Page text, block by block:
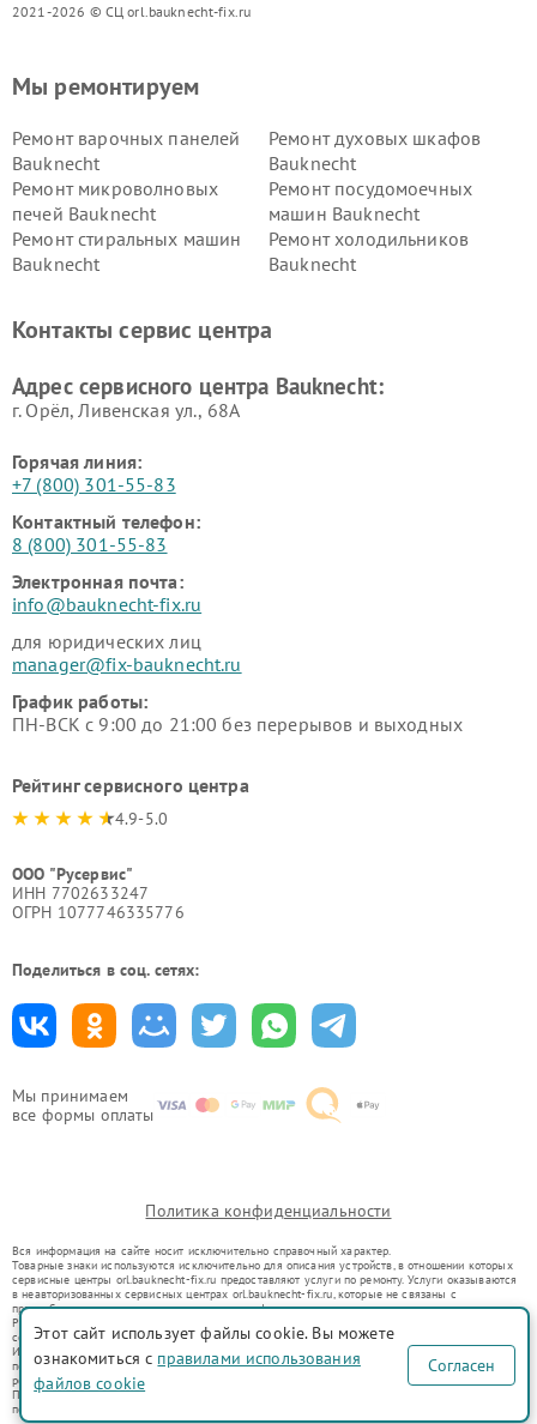
2021-2026 © СЦ orl.bauknecht-fix.ru
Мы принимаем
все формы оплаты
Мы ремонтируем
Ремонт варочных панелей
Bauknecht
Ремонт духовых шкафов
Bauknecht
Ремонт микроволновых
печей Bauknecht
Ремонт посудомоечных
машин Bauknecht
Ремонт стиральных машин
Bauknecht
Ремонт холодильников
Bauknecht
Контакты сервис центра
Адрес сервисного центра Bauknecht:
г. Орёл, Ливенская ул., 68А
Горячая линия:
+7 (800) 301-55-83
Контактный телефон:
8 (800) 301-55-83
Электронная почта:
info@bauknecht-fix.ru
для юридических лиц
manager@fix-bauknecht.ru
График работы:
ПН-ВСК с 9:00 до 21:00 без перерывов и выходных
Рейтинг сервисного центра
4.9-5.0
ООО "Русервис"
ИНН 7702633247
ОГРН 1077746335776
Поделиться в соц. сетях:
Политика конфиденциальности
Вся информация на сайте носит исключительно справочный характер.
Товарные знаки используются исключительно для описания устройств, в отношении которых
сервисные центры orl.bauknecht-fix.ru предоставляют услуги по ремонту. Услуги оказываются
в неавторизованных сервисных центрах orl.bauknecht-fix.ru, которые не связаны с
правообладателями товарных знаков или их официальными представителями.
Ремонт осуществляется для устройств, уже введенных в гражданский оборот в соответствии
со статьей 1487 ГК РФ.
Использование товарных знаков не преследует цели индивидуализации услуг или введения
потребителей в заблуждение, а служит для информирования о предоставляемых услугах по
ремонту техники указанных брендов.
Представленная на сайте информация не является публичной офертой, определяемой
положениями Статьи 437(2) Гражданского кодекса РФ
Этот сайт использует файлы cookie. Вы можете
ознакомиться с правилами использования
файлов cookie
Согласен